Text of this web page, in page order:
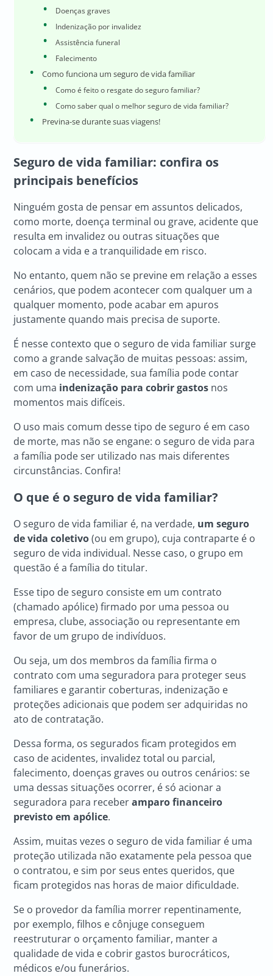
Doenças graves
Indenização por invalidez
Assistência funeral
Falecimento
Como funciona um seguro de vida familiar
Como é feito o resgate do seguro familiar?
Como saber qual o melhor seguro de vida familiar?
Previna-se durante suas viagens!
Seguro de vida familiar: confira os
principais benefícios
Ninguém gosta de pensar em assuntos delicados,
como morte, doença terminal ou grave, acidente que
resulta em invalidez ou outras situações que
colocam a vida e a tranquilidade em risco.
No entanto, quem não se previne em relação a esses
cenários, que podem acontecer com qualquer um a
qualquer momento, pode acabar em apuros
justamente quando mais precisa de suporte.
É nesse contexto que o seguro de vida familiar surge
como a grande salvação de muitas pessoas: assim,
em caso de necessidade, sua família pode contar
com uma indenização para cobrir gastos nos
momentos mais difíceis.
O uso mais comum desse tipo de seguro é em caso
de morte, mas não se engane: o seguro de vida para
a família pode ser utilizado nas mais diferentes
circunstâncias. Confira!
O que é o seguro de vida familiar?
O seguro de vida familiar é, na verdade, um seguro
de vida coletivo(ou em grupo), cuja contraparte é o
seguro de vida individual. Nesse caso, o grupo em
questão é a família do titular.
Esse tipo de seguro consiste em um contrato
(chamado apólice) firmado por uma pessoa ou
empresa, clube, associação ou representante em
favor de um grupo de indivíduos.
Ou seja, um dos membros da família firma o
contrato com uma seguradora para proteger seus
familiares e garantir coberturas, indenização e
proteções adicionais que podem ser adquiridas no
ato de contratação.
Dessa forma, os segurados ficam protegidos em
caso de acidentes, invalidez total ou parcial,
falecimento, doenças graves ou outros cenários: se
uma dessas situações ocorrer, é só acionar a
seguradora para receberamparo financeiro
previsto em apólice.
Assim, muitas vezes o seguro de vida familiar é uma
proteção utilizada não exatamente pela pessoa que
o contratou, e sim por seus entes queridos, que
ficam protegidos nas horas de maior dificuldade.
Se o provedor da família morrer repentinamente,
por exemplo, filhos e cônjuge conseguem
reestruturar o orçamento familiar, manter a
qualidade de vida e cobrir gastos burocráticos,
médicos e/ou funerários.